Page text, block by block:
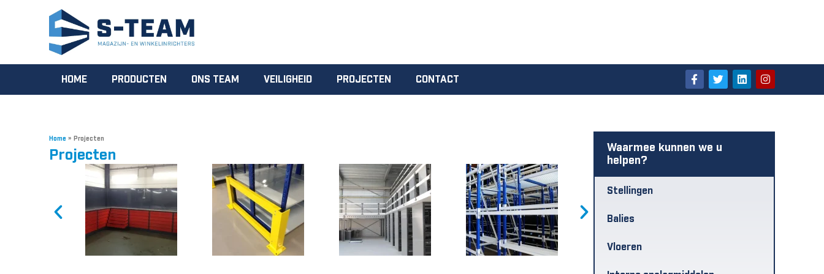
HOME PRODUCTEN ONS TEAM VEILIGHEID PROJECTEN CONTACT
Home » Projecten
Projecten
Waarmee kunnen we u
helpen?
Stellingen
Balies
Vloeren